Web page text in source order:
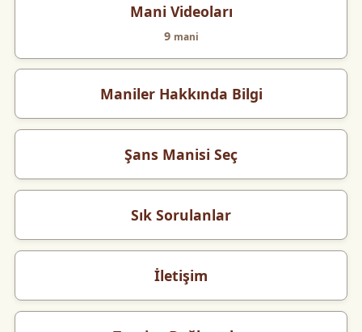
Mani Videoları
9 mani
Maniler Hakkında Bilgi
Şans Manisi Seç
Sık Sorulanlar
İletişim